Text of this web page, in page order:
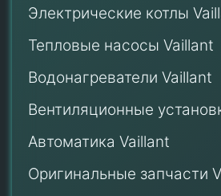
Электрические котлы
Тепловые насосы Vaillant
Водонагреватели Vaillant
Вентиляционные
Автоматика Vaillant
Оригинальные запчасти